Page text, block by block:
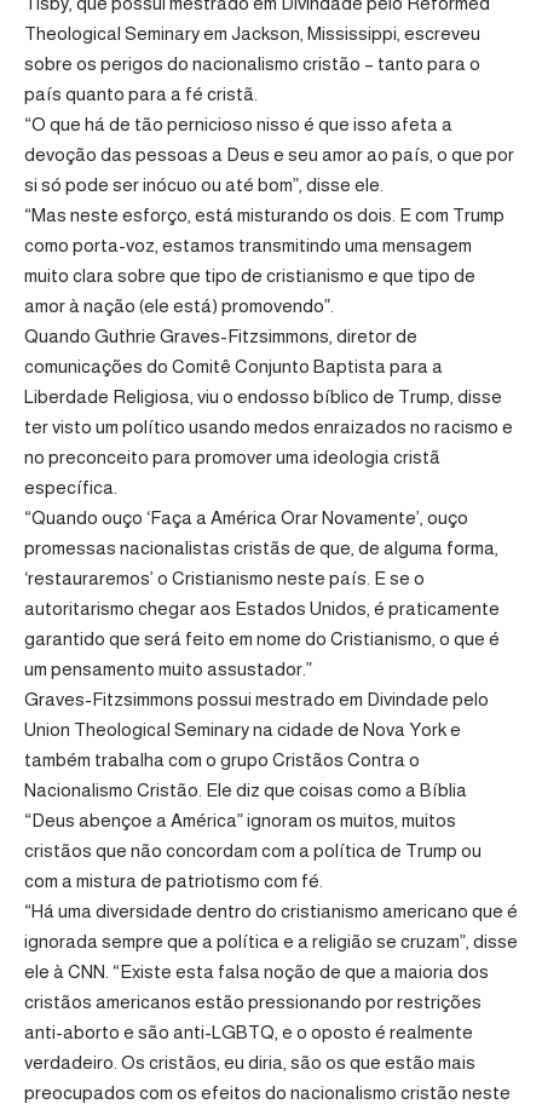
Theological Seminary em Jackson, Mississippi, escreveu
sobre os perigos do nacionalismo cristão – tanto para o
país quanto para a fé cristã.
“O que há de tão pernicioso nisso é que isso afeta a
devoção das pessoas a Deus e seu amor ao país, o que por
si só pode ser inócuo ou até bom”, disse ele.
“Mas neste esforço, está misturando os dois. E com Trump
como porta-voz, estamos transmitindo uma mensagem
muito clara sobre que tipo de cristianismo e que tipo de
amor à nação (ele está) promovendo”.
Quando Guthrie Graves-Fitzsimmons, diretor de
comunicações do Comitê Conjunto Baptista para a
Liberdade Religiosa, viu o endosso bíblico de Trump, disse
ter visto um político usando medos enraizados no racismo e
no preconceito para promover uma ideologia cristã
específica.
“Quando ouço ‘Faça a América Orar Novamente’, ouço
promessas nacionalistas cristãs de que, de alguma forma,
‘restauraremos’ o Cristianismo neste país. E se o
autoritarismo chegar aos Estados Unidos, é praticamente
garantido que será feito em nome do Cristianismo, o que é
um pensamento muito assustador.”
Graves-Fitzsimmons possui mestrado em Divindade pelo
Union Theological Seminary na cidade de Nova York e
também trabalha com o grupo Cristãos Contra o
Nacionalismo Cristão. Ele diz que coisas como a Bíblia
“Deus abençoe a América” ignoram os muitos, muitos
cristãos que não concordam com a política de Trump ou
com a mistura de patriotismo com fé.
“Há uma diversidade dentro do cristianismo americano que é
ignorada sempre que a política e a religião se cruzam”, disse
ele à CNN. “Existe esta falsa noção de que a maioria dos
cristãos americanos estão pressionando por restrições
anti-aborto e são anti-LGBTQ, e o oposto é realmente
verdadeiro. Os cristãos, eu diria, são os que estão mais
preocupados com os efeitos do nacionalismo cristão neste